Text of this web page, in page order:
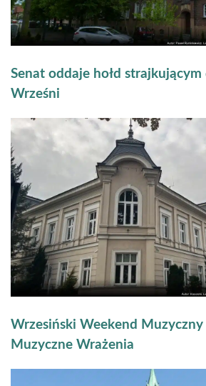
Senat oddaje hołd
Wrześni
Wrzesiński Weekend
Muzyczne Wrażenia